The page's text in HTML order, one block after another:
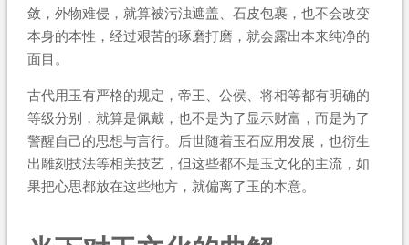
敛，外物难侵，就算被污浊遮盖、石皮包裹，也不会改变
本身的本性，经过艰苦的琢磨打磨，就会露出本来纯净的
面目。
古代用玉有严格的规定，帝王、公侯、将相等都有明确的
等级分别，就算是佩戴，也不是为了显示财富，而是为了
警醒自己的思想与言行。后世随着玉石应用发展，也衍生
出雕刻技法等相关技艺，但这些都不是玉文化的主流，如
果把心思都放在这些地方，就偏离了玉的本意。